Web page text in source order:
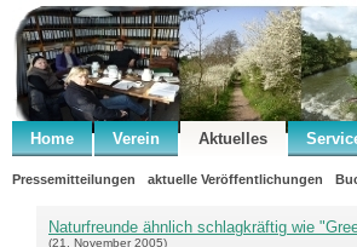
Home Verein Aktuelles
Pressemitteilungen aktuelle Veröffentlichungen
Naturfreunde ähnlich schlagkräftig wie
(21. November 2005)